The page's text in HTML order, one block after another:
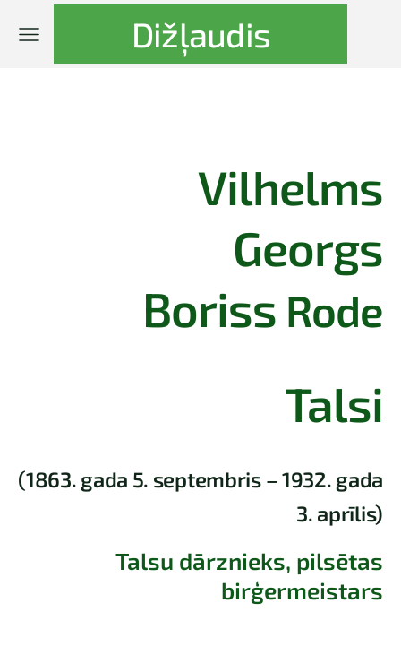
Dižļaudis
Vilhelms
Georgs
Boriss Rode
Talsi
(1863. gada 5. septembris – 1932. gada
3. aprīlis)
Talsu dārznieks, pilsētas
birģermeistars